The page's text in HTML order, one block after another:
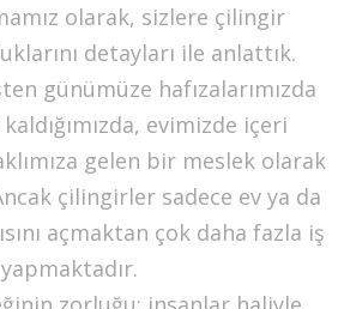
olarak, sizlere çilingir
detayları ile anlattık.
günümüze hafızalarımızda
evimizde içeri
gelen bir meslek olarak
çilingirler sadece ev ya da
açmaktan çok daha fazla iş
yapmaktadır.